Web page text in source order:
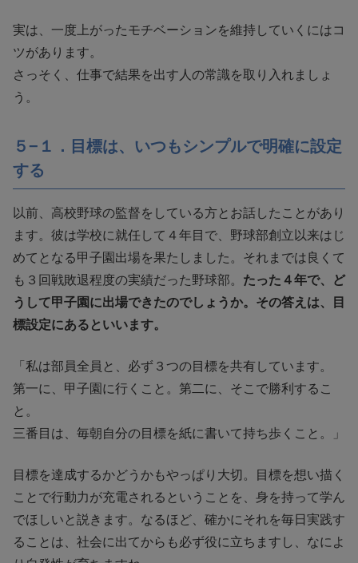
実は、一度上がったモチベーションを維持していくにはコ
ツがあります。
さっそく、仕事で結果を出す人の常識を取り入れましょ
う。
５−１．目標は、いつもシンプルで明確に設定
する
以前、高校野球の監督をしている方とお話したことがあり
ます。彼は学校に就任して４年目で、野球部創立以来はじ
めてとなる甲子園出場を果たしました。それまでは良くて
も３回戦敗退程度の実績だった野球部。 たった４年で、ど
うして甲子園に出場できたのでしょうか。その答えは、目
標設定にあるといいます。
「私は部員全員と、必ず３つの目標を共有しています。
第一に、甲子園に行くこと。第二に、そこで勝利するこ
と。
三番目は、毎朝自分の目標を紙に書いて持ち歩くこと。」
目標を達成するかどうかもやっぱり大切。目標を想い描く
ことで行動力が充電されるということを、身を持って学ん
でほしいと説きます。なるほど、確かにそれを毎日実践す
ることは、社会に出てからも必ず役に立ちますし、なによ